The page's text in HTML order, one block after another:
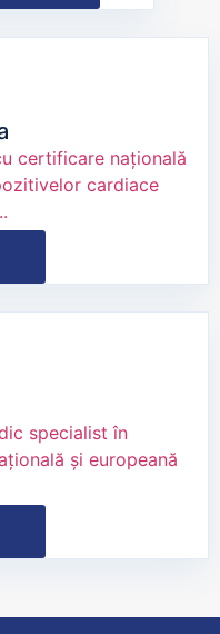
certificare națională
cardiace
specialist în
și europeană